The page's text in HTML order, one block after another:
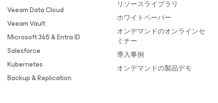
Veeam Data Cloud
Veeam Vault
Microsoft 365 & Entra ID
Salesforce
Kubernetes
Backup & Replication
リソースライブラリ
ホワイトペーパー
オンデマンドのオンラインセ
ミナー
導入事例
オンデマンドの製品デモ